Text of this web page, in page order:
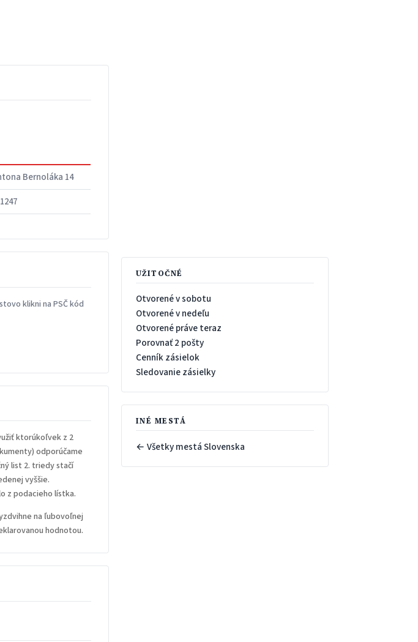
Bernoláka 14
klikni na PSČ kód
ktorúkoľvek z 2
odporúčame
list 2. triedy stačí
vyššie.
z podacieho lístka.
na ľubovoľnej
hodnotou.
UŽITOČNÉ
Otvorené v sobotu
Otvorené v nedeľu
Otvorené práve teraz
Porovnať 2 pošty
Cenník zásielok
Sledovanie zásielky
INÉ MESTÁ
← Všetky mestá Slovenska